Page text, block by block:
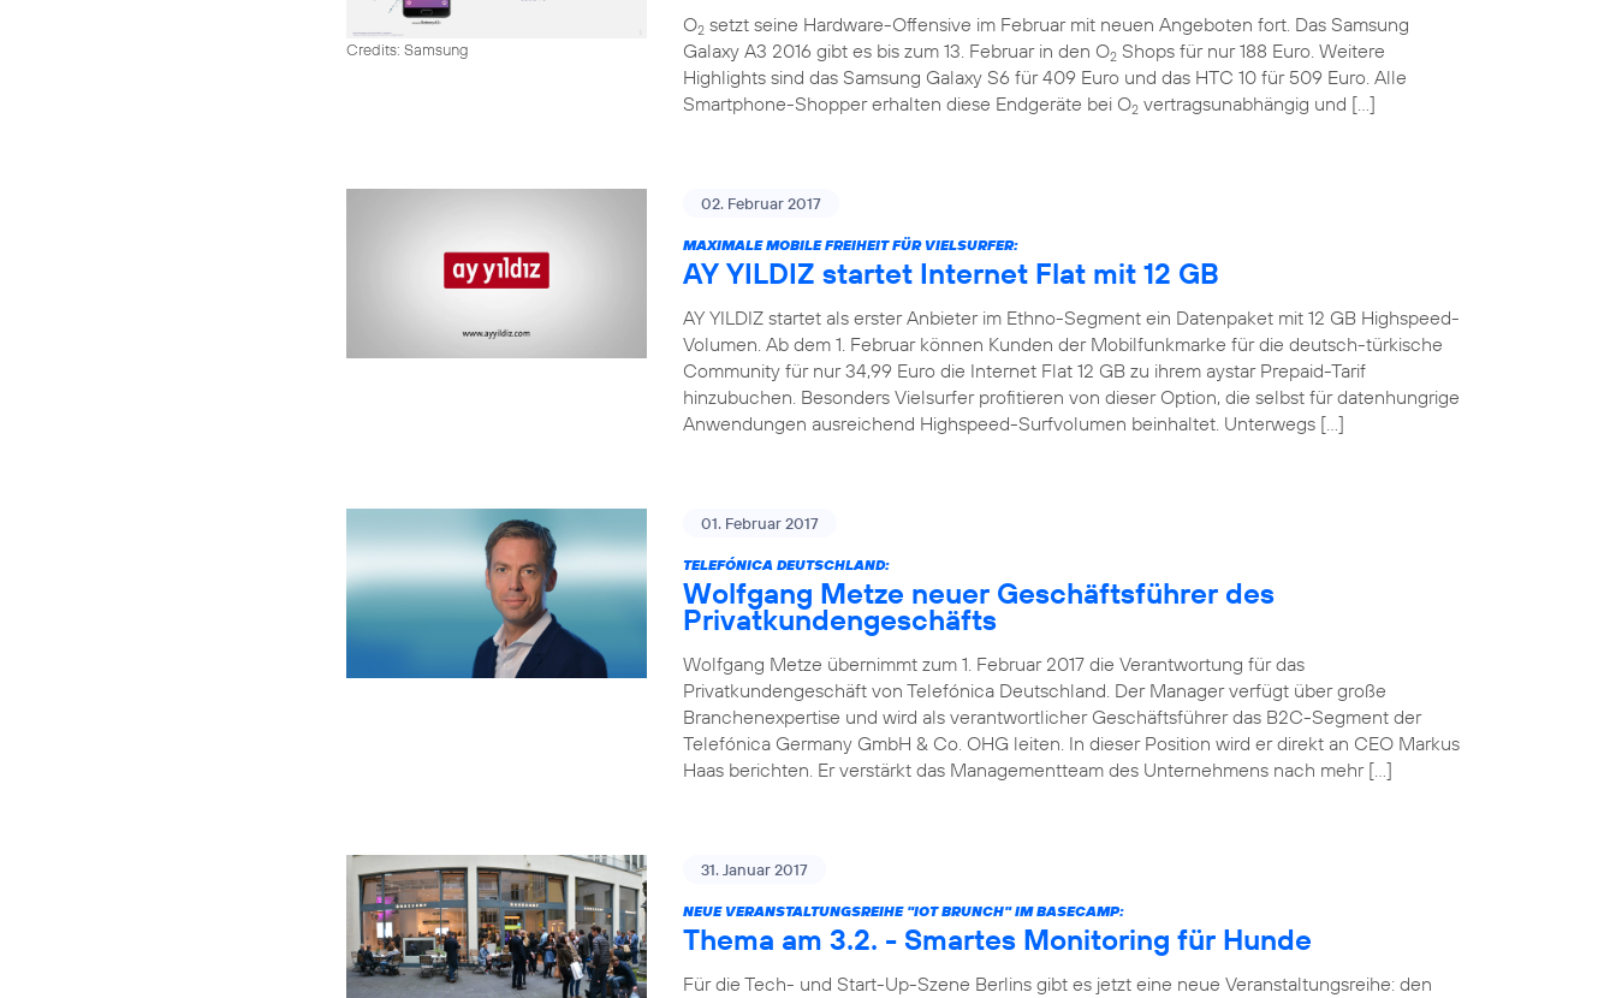
Credits: Samsung
O2 setzt seine Hardware-Offensive im Februar mit neuen Angeboten fort. Das Samsung
Galaxy A3 2016 gibt es bis zum 13. Februar in den O2 Shops für nur 188 Euro. Weitere
Highlights sind das Samsung Galaxy S6 für 409 Euro und das HTC 10 für 509 Euro. Alle
Smartphone-Shopper erhalten diese Endgeräte bei O2 vertragsunabhängig und […]
02. Februar 2017
MAXIMALE MOBILE FREIHEIT FÜR VIELSURFER:
AY YILDIZ startet Internet Flat mit 12 GB
AY YILDIZ startet als erster Anbieter im Ethno-Segment ein Datenpaket mit 12 GB Highspeed-
Volumen. Ab dem 1. Februar können Kunden der Mobilfunkmarke für die deutsch-türkische
Community für nur 34,99 Euro die Internet Flat 12 GB zu ihrem aystar Prepaid-Tarif
hinzubuchen. Besonders Vielsurfer profitieren von dieser Option, die selbst für datenhungrige
Anwendungen ausreichend Highspeed-Surfvolumen beinhaltet. Unterwegs […]
01. Februar 2017
TELEFÓNICA DEUTSCHLAND:
Wolfgang Metze neuer Geschäftsführer des
Privatkundengeschäfts
Wolfgang Metze übernimmt zum 1. Februar 2017 die Verantwortung für das
Privatkundengeschäft von Telefónica Deutschland. Der Manager verfügt über große
Branchenexpertise und wird als verantwortlicher Geschäftsführer das B2C-Segment der
Telefónica Germany GmbH & Co. OHG leiten. In dieser Position wird er direkt an CEO Markus
Haas berichten. Er verstärkt das Managementteam des Unternehmens nach mehr […]
31. Januar 2017
NEUE VERANSTALTUNGSREIHE "IOT BRUNCH" IM BASECAMP:
Thema am 3.2. - Smartes Monitoring für Hunde
Für die Tech- und Start-Up-Szene Berlins gibt es jetzt eine neue Veranstaltungsreihe: den